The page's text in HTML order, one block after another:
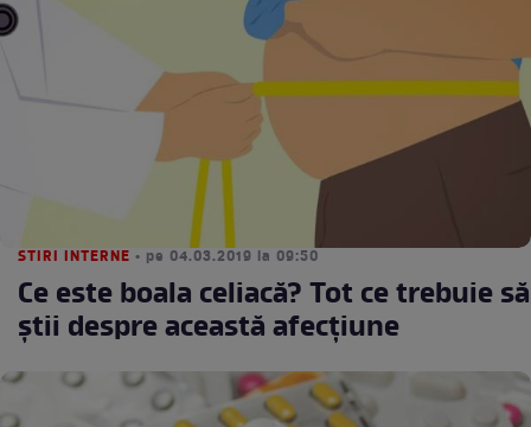
STIRI INTERNE • pe 04.03.2019 la 09:50
Ce este boala celiacă? Tot ce trebuie să
ştii despre această afecţiune